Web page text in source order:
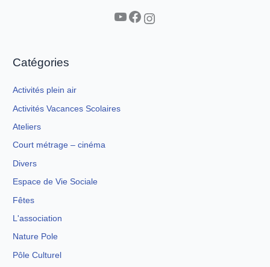
YouTube Facebook Instagram
Catégories
Activités plein air
Activités Vacances Scolaires
Ateliers
Court métrage – cinéma
Divers
Espace de Vie Sociale
Fêtes
L'association
Nature Pole
Pôle Culturel